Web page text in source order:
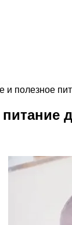
и полезное